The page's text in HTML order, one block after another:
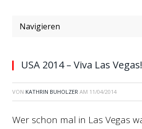
Navigieren
USA 2014 – Viva Las Vegas!
VON KATHRIN BUHOLZER AM 11/04/2014
Wer schon mal in Las Vegas